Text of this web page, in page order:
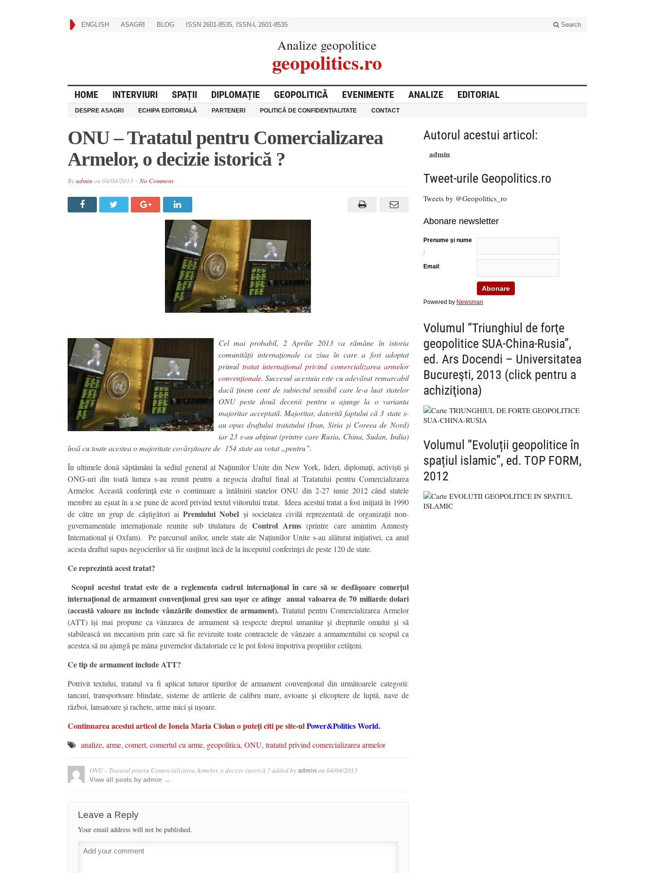
ENGLISH ASAGRI BLOG ISSN 2601-8535, ISSN-L 2601-8535 Search
Analize geopolitice
geopolitics.ro
HOME INTERVIURI SPAȚII DIPLOMAȚIE GEOPOLITICĂ EVENIMENTE ANALIZE EDITORIAL
DESPRE ASAGRI ECHIPA EDITORIALĂ PARTENERI POLITICĂ DE CONFIDENȚIALITATE CONTACT
ONU – Tratatul pentru Comercializarea
Armelor, o decizie istorică ?
Byadmin on 04/04/2013 No Comment
Cel mai probabil, 2 Aprilie 2013 va rămâne în istoria
comunității internaționale ca ziua în care a fost adoptat
primul tratat internațional privind comercializarea armelor
convenționale. Succesul acestuia este cu adevărat remarcabil
dacă ținem cont de subiectul sensibil care le-a luat statelor
ONU peste două decenii pentru a ajunge la o varianta
majoritar acceptată. Majoritar, datorită faptului că 3 state s-
au opus draftului tratatului (Iran, Siria și Coreea de Nord)
iar 23 s-au abținut (printre care Rusia, China, Sudan, India)
însă cu toate acestea o majoritate covârșitoare de 154 state au votat „pentru”.
În ultimele două săptămâni la sediul general al Națiunilor Unite din New York, lideri, diplomați, activiști și
ONG-uri din toată lumea s-au reunit pentru a negocia draftul final al Tratatului pentru Comercializarea
Armelor. Această conferință este o continuare a întâlnirii statelor ONU din 2-27 iunie 2012 când statele
membre au eșuat în a se pune de acord privind textul viitorului tratat. Ideea acestui tratat a fost inițiată în 1990
de către un grup de câștigători aiPremiului Nobel și societatea civilă reprezentată de organizații non-
guvernamentale internaționale reunite sub titulatura deControl Arms (printre care amintim Amnesty
International și Oxfam). Pe parcursul anilor, unele state ale Națiunilor Unite s-au alăturat inițiativei, ca anul
acesta draftul supus negocierilor să fie susținut încă de la începutul conferinței de peste 120 de state.
Ce reprezintă acest tratat?
Scopul acestui tratat este de a reglementa cadrul internațional în care să se desfășoare comerțul
internațional de armament convențional greu sau ușor ce atinge anual valoarea de 70 miliarde dolari
(această valoare nu include vânzările domestice de armament). Tratatul pentru Comercializarea Armelor
(ATT) își mai propune ca vânzarea de armament să respecte dreptul umanitar și drepturile omului și să
stabilească un mecanism prin care să fie revizuite toate contractele de vânzare a armamentului cu scopul ca
acestea să nu ajungă pe mâna guvernelor dictatoriale ce le pot folosi împotriva propriilor cetățeni.
Ce tip de armament include ATT?
Potrivit textului, tratatul va fi aplicat tuturor tipurilor de armament convențional din următoarele categorii:
tancuri, transportoare blindate, sisteme de artilerie de calibru mare, avioane și elicoptere de luptă, nave de
război, lansatoare și rachete, arme mici și ușoare.
Continuarea acestui articol de Ionela Maria Ciolan o puteţi citi pe site-ulPower&Politics World.
analize, arme, comert, comertul cu arme, geopolitica, ONU, tratatul privind comercializarea armelor
ONU – Tratatul pentru Comercializarea Armelor, o decizie istorică ? added by admin on 04/04/2013
View all posts by admin →
Leave a Reply
Your email address will not be published.
Autorul acestui articol:
admin
Tweet-urile Geopolitics.ro
Tweets by @Geopolitics_ro
Abonare newsletter
Prenume şi nume
:
Email:
Powered by Newsman
Volumul “Triunghiul de forţe
geopolitice SUA-China-Rusia”,
ed. Ars Docendi – Universitatea
Bucureşti, 2013 (click pentru a
achiziţiona)
Volumul “Evoluții geopolitice în
spațiul islamic”, ed. TOP FORM,
2012